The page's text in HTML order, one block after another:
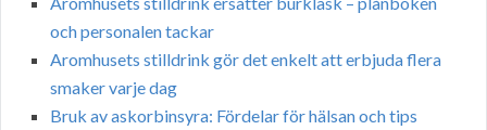
och personalen tackar
Aromhusets stilldrink gör det enkelt att erbjuda flera
smaker varje dag
Bruk av askorbinsyra: Fördelar för hälsan och tips